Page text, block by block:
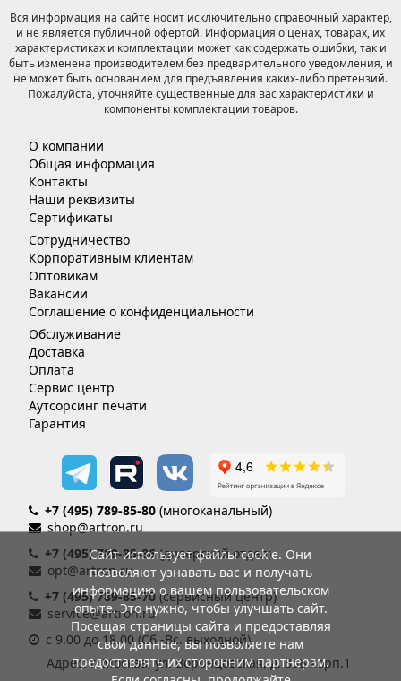
Вся информация на сайте носит исключительно справочный характер,
и не является публичной офертой. Информация о ценах, товарах, их
характеристиках и комплектации может как содержать ошибки, так и
быть изменена производителем без предварительного уведомления, и
не может быть основанием для предъявления каких-либо претензий.
Пожалуйста, уточняйте существенные для вас характеристики и
компоненты комплектации товаров.
О компании
Общая информация
Контакты
Наши реквизиты
Сертификаты
Сотрудничество
Корпоративным клиентам
Оптовикам
Вакансии
Соглашение о конфиденциальности
Обслуживание
Доставка
Оплата
Сервис центр
Аутсорсинг печати
Гарантия
+7 (495) 789-85-80 (многоканальный)
shop@artron.ru
+7 (495) 789-85-86(дилерский отдел)
opt@artron.ru
+7 (495) 789-85-70 (сервисный центр)
service@artron.ru
с 9.00 до 18.00 (Сб.-Вс. выходной)
Адрес: г. Москва, ул. Воронцовская, д. 35Б корп.1
Сайт использует файлы cookie. Они
позволяют узнавать вас и получать
информацию о вашем пользовательском
опыте. Это нужно, чтобы улучшать сайт.
Посещая страницы сайта и предоставляя
свои данные, вы позволяете нам
предоставлять их сторонним партнерам.